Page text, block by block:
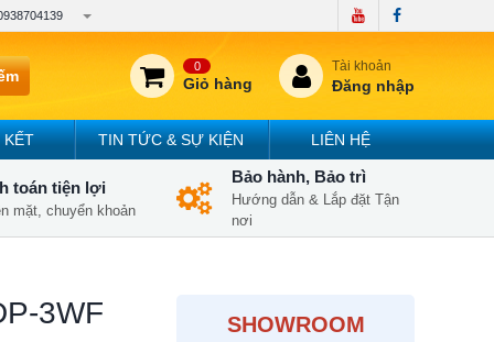
0
Giỏ hàng
Tài khoản
Đăng nhập
KẾT TIN TỨC & SỰ KIỆN LIÊN HỆ
toán tiện lợi
mặt, chuyển khoản
Bảo hành, Bảo trì
Hướng dẫn & Lắp đặt Tận
nơi
3WF SHOWROOM